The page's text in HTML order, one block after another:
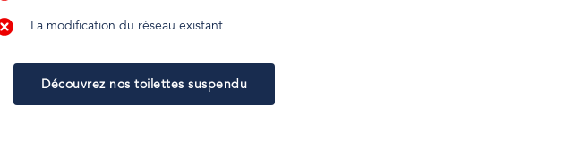
La modification du réseau existant
Découvrez nos toilettes suspendu